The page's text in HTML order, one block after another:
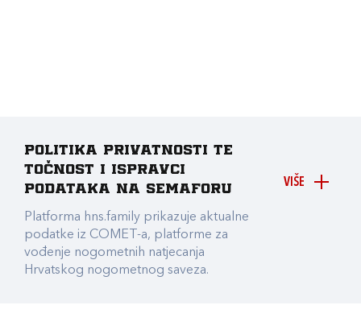
VIŠE
Politika privatnosti te
točnost i ispravci
podataka na Semaforu
Platforma hns.family prikazuje aktualne
podatke iz COMET-a, platforme za
vođenje nogometnih natjecanja
Hrvatskog nogometnog saveza.